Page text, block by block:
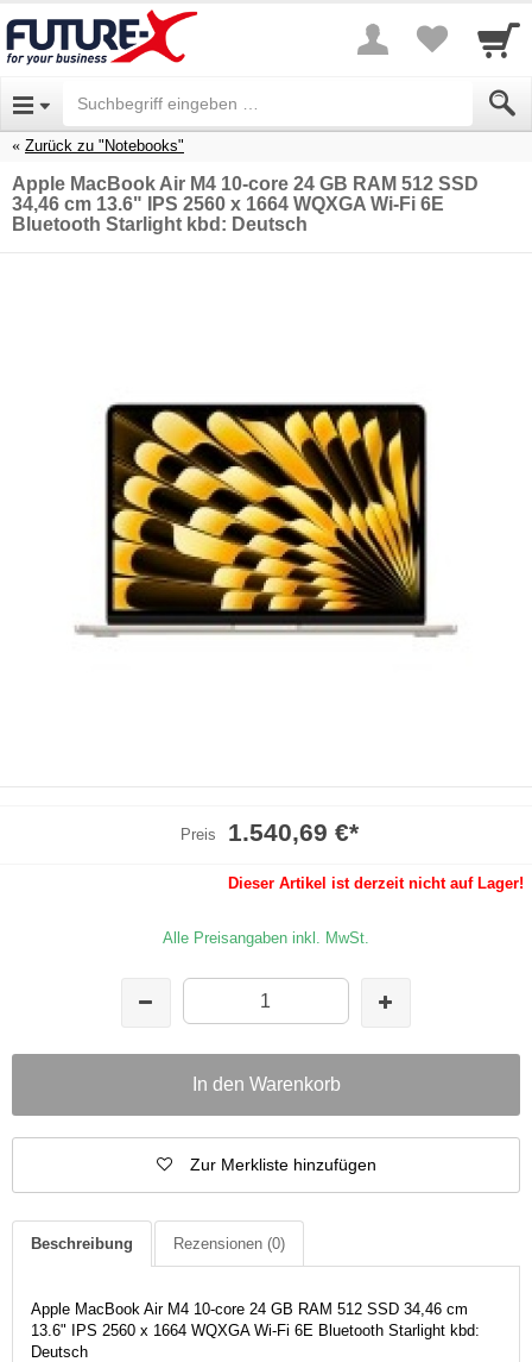
Zurück zu "Notebooks"
Apple MacBook Air M4 10-core 24 GB RAM 512 SSD
34,46 cm 13.6" IPS 2560 x 1664 WQXGA Wi-Fi 6E
Bluetooth Starlight kbd: Deutsch
Preis 1.540,69 €*
Dieser Artikel ist derzeit nicht auf Lager!
Alle Preisangaben inkl. MwSt.
In den Warenkorb
Zur Merkliste hinzufügen
Beschreibung Rezensionen (0)
Apple MacBook Air M4 10-core 24 GB RAM 512 SSD 34,46 cm
13.6" IPS 2560 x 1664 WQXGA Wi-Fi 6E Bluetooth Starlight kbd:
Deutsch